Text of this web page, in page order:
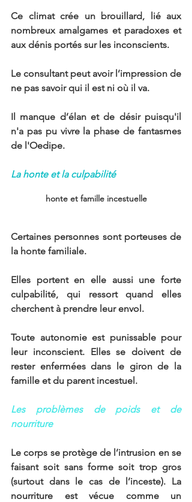
Ce climat crée un brouillard, lié aux
nombreux amalgames et paradoxes et
aux dénis portés sur les inconscients.
Le consultant peut avoir l’impression de
ne pas savoir qui il est ni où il va.
Il manque d’élan et de désir puisqu'il
n'a pas pu vivre la phase de fantasmes
de l'Oedipe.
La honte et la culpabilité
honte et famille incestuelle
Certaines personnes sont porteuses de
la honte familiale.
Elles portent en elle aussi une forte
culpabilité, qui ressort quand elles
cherchent à prendre leur envol.
Toute autonomie est punissable pour
leur inconscient. Elles se doivent de
rester enfermées dans le giron de la
famille et du parent incestuel.
Les problèmes de poids et de
nourriture
Le corps se protège de l’intrusion en se
faisant soit sans forme soit trop gros
(surtout dans le cas de l’inceste). La
nourriture est vécue comme un